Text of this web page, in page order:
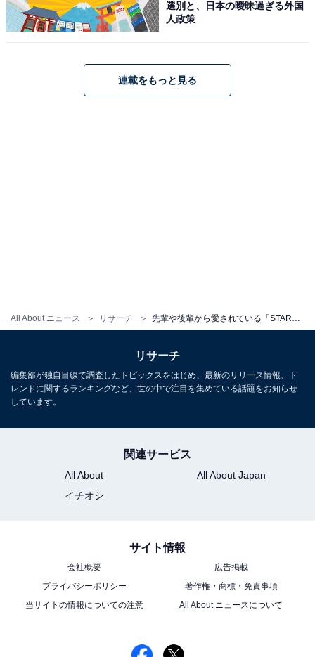
All About ニュース リサーチ
View this post on Instagram
います。近年ではプロデューサーとしての才能も開花さ
にはタレントのプロデュースや育成などを目的とした新
会社「J-pop Legacy」を設立して代表取締役社長を務め
るなど、活動の幅を広げています。
人が多いと思います」（30代女性／栃木県）、「後輩に
対して優しいだけでなく、自身の経験を踏まえたアドバ
イスをしていそうだから。また、先輩に対しては尊敬の
特に大阪の後輩達にすごく慕われているなという印象が
選別と、日本の曖昧過ぎる外国
人政策
連載をもっと見る
リサーチ
編集部が独自目線で調査したトピックスをはじめ、最新のリリース情報、ト
レンドに関するランキングなど、世の中で注目を集めている話題をお知らせ
しています。
関連サービス
All About
All About Japan
イチオシ
サイト情報
会社概要
広告掲載
プライバシーポリシー
著作権・商標・免責事項
当サイトの情報についての注意
All About ニュースについて